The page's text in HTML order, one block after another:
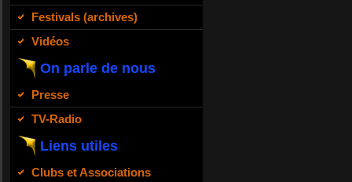
Festivals (archives)
Vidéos
On parle de nous
Presse
TV-Radio
Liens utiles
Clubs et Associations